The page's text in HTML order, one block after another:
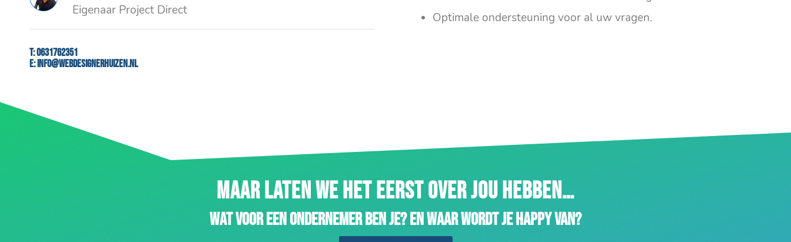
Eigenaar Project Direct
T:0631762351
E: info@webdesignerhuizen.nl
Optimale ondersteuning voor al uw vragen.
MAAR LATEN WE HET EERST OVER JOU HEBBEN…
Wat voor een ondernemer ben je? En waar wordt je happy van?